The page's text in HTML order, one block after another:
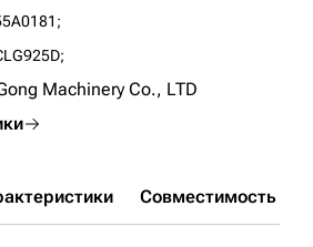
Machinery Cо., LTD
Совместимость